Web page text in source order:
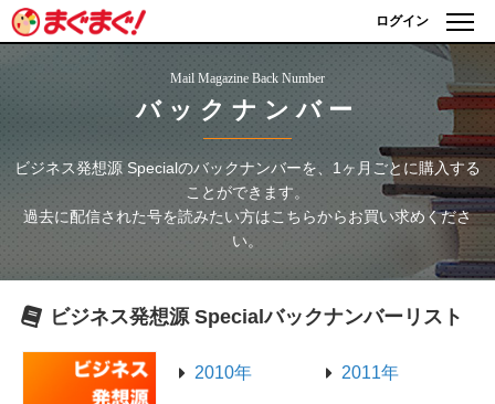
ログイン
Mail Magazine Back Number
バックナンバー
ビジネス発想源 Specialのバックナンバーを、1ヶ月ごとに購入する
ことができます。
過去に配信された号を読みたい方はこちらからお買い求めくださ
い。
ビジネス発想源 Specialバックナンバーリスト
2010年 2011年